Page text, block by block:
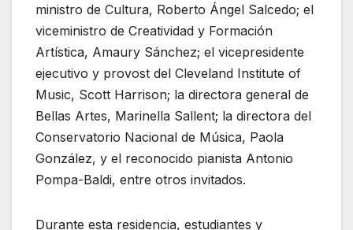
ministro de Cultura, Roberto Ángel Salcedo; el
viceministro de Creatividad y Formación
Artística, Amaury Sánchez; el vicepresidente
ejecutivo y provost del Cleveland Institute of
Music, Scott Harrison; la directora general de
Bellas Artes, Marinella Sallent; la directora del
Conservatorio Nacional de Música, Paola
González, y el reconocido pianista Antonio
Pompa-Baldi, entre otros invitados.
Durante esta residencia, estudiantes y